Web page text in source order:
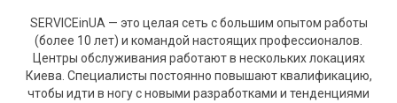
SERVICEinUA — это целая сеть с большим опытом работы
(более 10 лет) и командой настоящих профессионалов.
Центры обслуживания работают в нескольких локациях
Киева. Специалисты постоянно повышают квалификацию,
чтобы идти в ногу с новыми разработками и тенденциями